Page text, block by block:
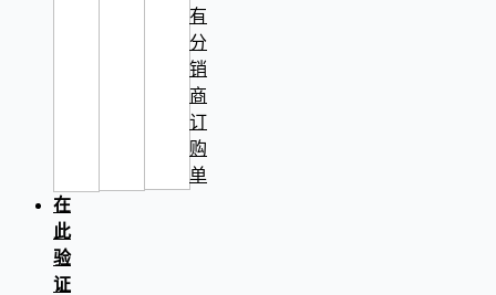
有
分
销
商
订
购
单
在
此
验
证